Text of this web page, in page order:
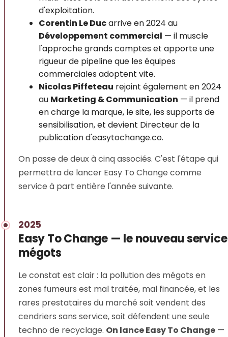
d'exploitation.
Corentin Le Ducarrive en 2024 au
Développement commercial — il muscle
l'approche grands comptes et apporte une
rigueur de pipeline que les équipes
commerciales adoptent vite.
Nicolas Piffeteau rejoint également en 2024
au Marketing & Communication — il prend
en charge la marque, le site, les supports de
sensibilisation, et devient Directeur de la
publication d'easytochange.co.
On passe de deux à cinq associés. C'est l'étape qui
permettra de lancer Easy To Change comme
service à part entière l'année suivante.
2025
Easy To Change — le nouveau service
mégots
Le constat est clair : la pollution des mégots en
zones fumeurs est mal traitée, mal financée, et les
rares prestataires du marché soit vendent des
cendriers sans service, soit défendent une seule
techno de recyclage. On lance Easy To Change —